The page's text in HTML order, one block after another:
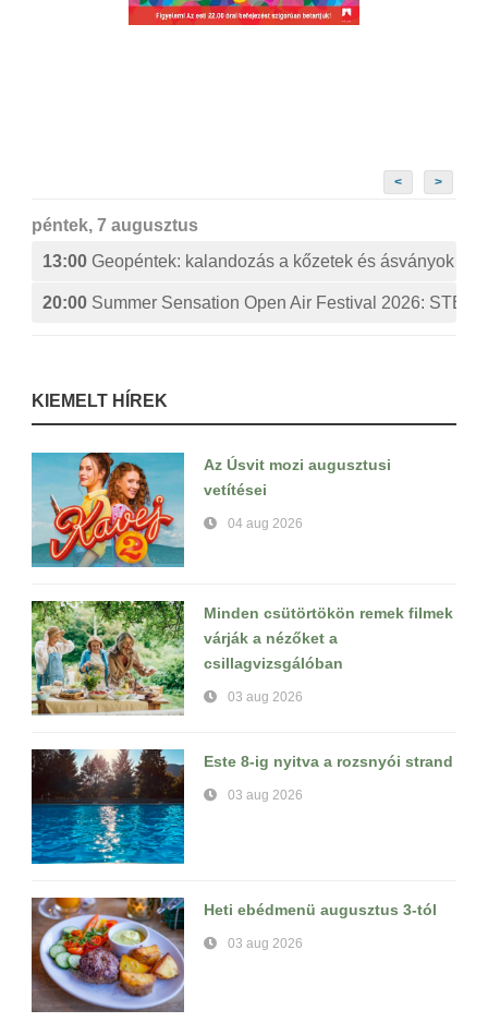
< >
péntek, 7 augusztus
13:00 Geopéntek: kalandozás a kőzetek és ásványok
20:00 Summer Sensation Open Air Festival 2026:
KIEMELT HÍREK
Az Úsvit mozi augusztusi
vetítései
04 aug 2026
Minden csütörtökön remek filmek
várják a nézőket a
csillagvizsgálóban
03 aug 2026
Este 8-ig nyitva a rozsnyói strand
03 aug 2026
Heti ebédmenü augusztus 3-tól
03 aug 2026